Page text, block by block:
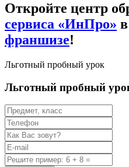
Откройте центр
сервиса «ИнПро»
франшизе!
Льготный пробный урок
Льготный пробный